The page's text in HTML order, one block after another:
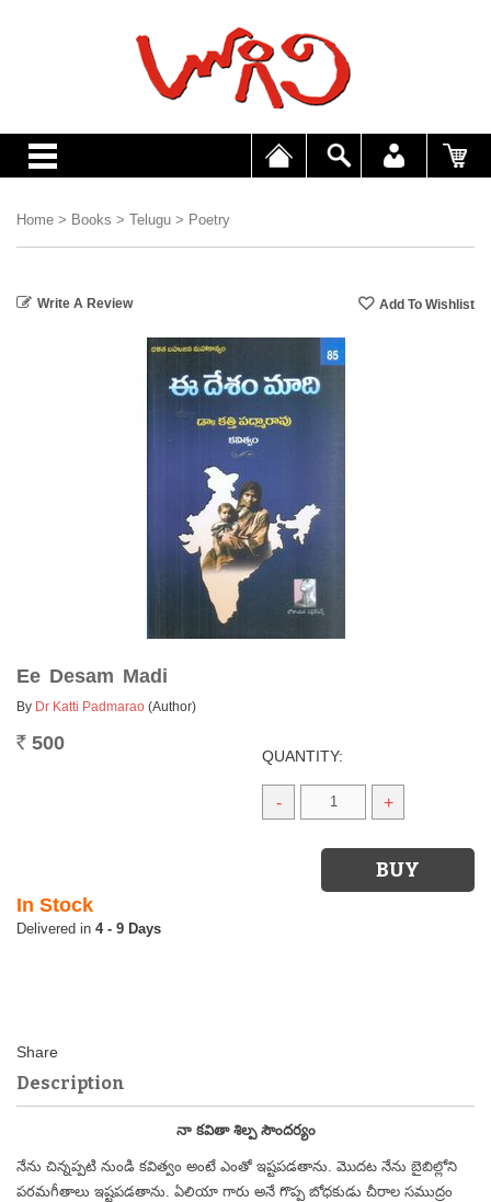
Home > Books > Telugu > Poetry
Write A Review
Ee Desam Madi
By Dr Katti Padmarao (Author)
Rs. 500
QUANTITY:
- +
In Stock
4 - 9 Days
Description
నా కవితా శిల్ప సౌందర్యం
నేను చిన్నప్పటి నుండి కవిత్వం అంటే ఎంతో ఇష్టపడతాను. మొదట నేను బైబిల్లోని
పరమగీతాలు ఇష్టపడతాను. ఏలియా గారు అనే గొప్ప బోధకుడు చీరాల సముద్రం